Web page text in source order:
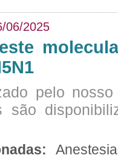
06/2025
pelo
são